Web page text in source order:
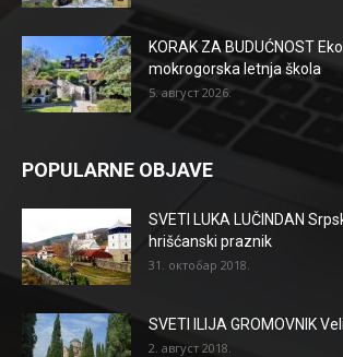
KORAK ZA BUDUĆNOST
mokrogorska letnja škola
5. август 2026.
POPULARNE OBJAVE
SVETI LUKA LUČINDAN
hrišćanski praznik
31. октобар 2018.
SVETI ILIJA GROMOVNIK
2. август 2018.